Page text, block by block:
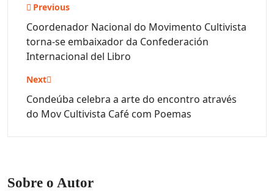
Navegação
de
Post
Previous
Coordenador Nacional do Movimento Cultivista
torna-se embaixador da Confederación
Internacional del Libro
Next
Condeúba celebra a arte do encontro através
do Mov Cultivista Café com Poemas
Sobre o Autor